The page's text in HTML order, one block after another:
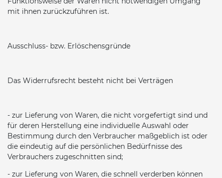
mit ihnen zurückzuführen ist.
Ausschluss- bzw. Erlöschensgründe
Das Widerrufsrecht besteht nicht bei Verträgen
- zur Lieferung von Waren, die nicht vorgefertigt sind und
für deren Herstellung eine individuelle Auswahl oder
Bestimmung durch den Verbraucher maßgeblich ist oder
die eindeutig auf die persönlichen Bedürfnisse des
Verbrauchers zugeschnitten sind;
- zur Lieferung von Waren, die schnell verderben können